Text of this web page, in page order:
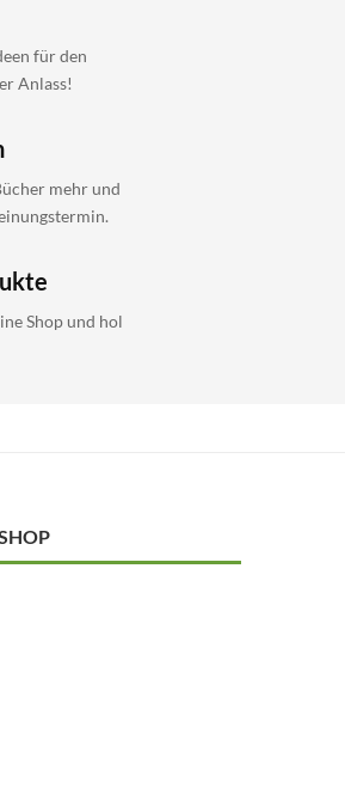
für den
Anlass!
mehr und
Shop und hol